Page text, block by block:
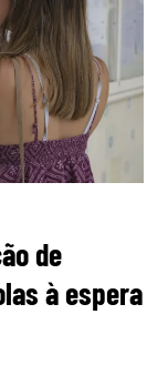
de
à espera